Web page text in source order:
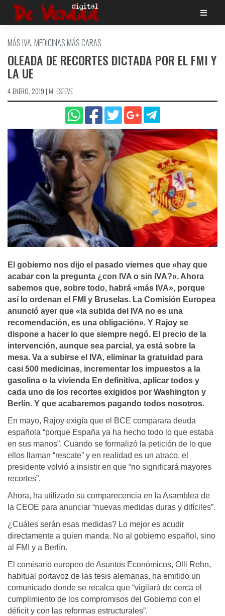
Saltar
MÁS IVA, MEDICINAS MÁS CARAS
OLEADA DE RECORTES DICTADA POR EL FMI Y
LA UE
4 ENERO, 2019 | M. ESTEVE
El gobierno nos dijo el pasado viernes que «hay que
acabar con la pregunta ¿con IVA o sin IVA?». Ahora
sabemos que, sobre todo, habrá «más IVA», porque
así­ lo ordenan el FMI y Bruselas. La Comisión Europea
anunció ayer que «la subida del IVA no es una
recomendación, es una obligación». Y Rajoy se
dispone a hacer lo que siempre negó. El precio de la
intervención, aunque sea parcial, ya está sobre la
mesa. Va a subirse el IVA, eliminar la gratuidad para
casi 500 medicinas, incrementar los impuestos a la
gasolina o la vivienda En definitiva, aplicar todos y
cada uno de los recortes exigidos por Washington y
Berlí­n. Y que acabaremos pagando todos nosotros.
En mayo, Rajoy exigía que el BCE comparara deuda
española “porque España ya ha hecho todo lo que estaba
en sus manos”. Cuando se formalizó la petición de lo que
ellos llaman “rescate” y en realidad es un atraco, el
presidente volvió a insistir en que “no significará mayores
recortes”.
Ahora, ha utilizado su comparecencia en la Asamblea de
la CEOE para anunciar “nuevas medidas duras y difíciles”.
¿Cuáles serán esas medidas? Lo mejor es acudir
directamente a quien manda. No al gobierno español, sino
al FMI y a Berlín.
El comisario europeo de Asuntos Económicos, Olli Rehn,
habitual portavoz de las tesis alemanas, ha emitido un
comunicado donde se recalca que “vigilará de cerca el
cumplimiento de los compromisos del Gobierno con el
déficit y con las reformas estructurales”.